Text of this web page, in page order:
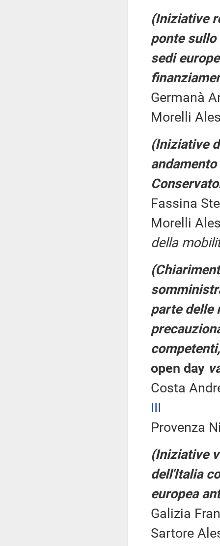
(Iniziative
ponte
sedi
Germanà
Morelli
(Iniziative
Fassina
Morelli
della
parte delle
open day
Costa
III
Provenza
(Iniziative
dell'Italia
europea
Galizia
Sartore